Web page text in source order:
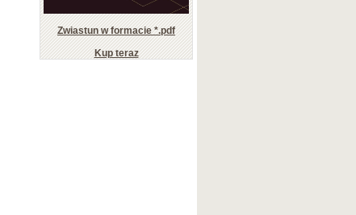
Zwiastun w formacie *.pdf
Kup teraz